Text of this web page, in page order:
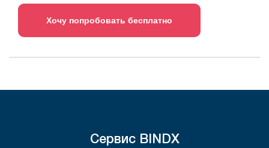
Хочу попробовать бесплатно
Сервис BINDX